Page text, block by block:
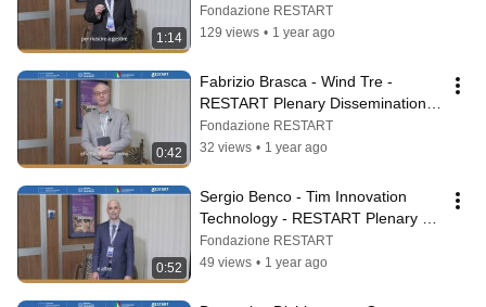
1:14
Workshop | Palermo 2025
Fondazione RESTART
129 views • 1 year ago
0:42
Fabrizio Brasca - Wind Tre -
RESTART Plenary Dissemination
Workshop | Palermo 2025
Fondazione RESTART
32 views • 1 year ago
0:52
Sergio Benco - Tim Innovation
Technology - RESTART Plenary
Dissemination Workshop | Palermo
2025
Fondazione RESTART
49 views • 1 year ago